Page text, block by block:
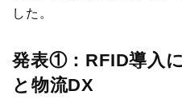
その他
交通アクセス
関連団体・機関
物流統括管理者連携推
講演・発表会
物流現場改善推進
した。
発表①：RFID導入
と物流DX